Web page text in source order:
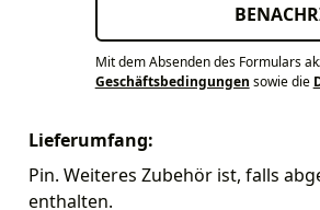
Mit dem Absenden des Formulars
Geschäftsbedingungen sowie die
Lieferumfang:
Pin. Weiteres Zubehör ist, falls
enthalten.